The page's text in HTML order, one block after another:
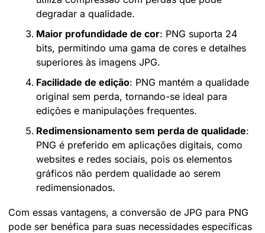
degradar a qualidade.
Maior profundidade de cor: PNG suporta 24
bits, permitindo uma gama de cores e detalhes
superiores às imagens JPG.
Facilidade de edição: PNG mantém a qualidade
original sem perda, tornando-se ideal para
edições e manipulações frequentes.
Redimensionamento sem perda de qualidade:
PNG é preferido em aplicações digitais, como
websites e redes sociais, pois os elementos
gráficos não perdem qualidade ao serem
redimensionados.
Com essas vantagens, a conversão de JPG para PNG
pode ser benéfica para suas necessidades específicas